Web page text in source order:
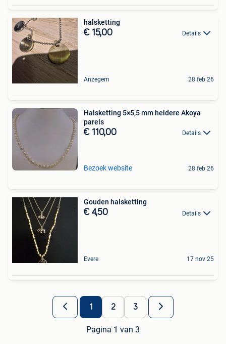
halsketting
€ 15,00 Details
Anzegem 28 feb 26
Halsketting 5×5,5 mm heldere Akoya
parels
€ 110,00 Details
Bezoek website 28 feb 26
Gouden halsketting
€ 4,50 Details
Evere 17 nov 25
1 2 3
Pagina 1 van 3